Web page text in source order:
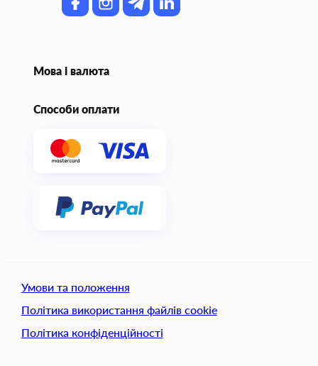
Мова і валюта
Способи оплати
Умови та положення
Політика використання файлів cookie
Політика конфіденційності